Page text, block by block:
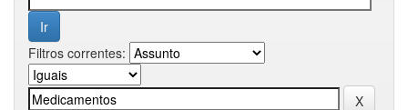
Filtros correntes: